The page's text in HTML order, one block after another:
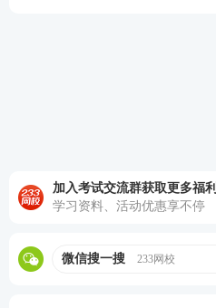
加入考试交流群获取更多福利
学习资料、活动优惠享不停
微信搜一搜 233网校